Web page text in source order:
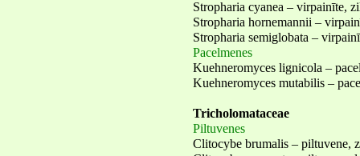
Stropharia cyanea – virpainīte,
Stropharia hornemannii –
Stropharia semiglobata –
Pacelmenes
Kuehneromyces lignicola –
Kuehneromyces mutabilis –
Tricholomataceae
Piltuvenes
Clitocybe brumalis – piltuvene,